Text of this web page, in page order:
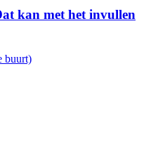
kan met het invullen
buurt)